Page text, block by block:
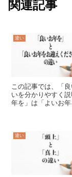
関連記事
違い
この記事では、「
いを分かりやすく
年を」は「よいお
違い